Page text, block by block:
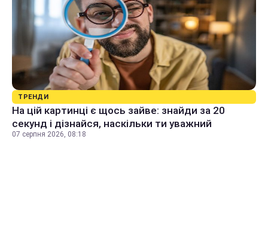
ТРЕНДИ
На цій картинці є щось зайве: знайди за 20
секунд і дізнайся, наскільки ти уважний
07 серпня 2026, 08:18